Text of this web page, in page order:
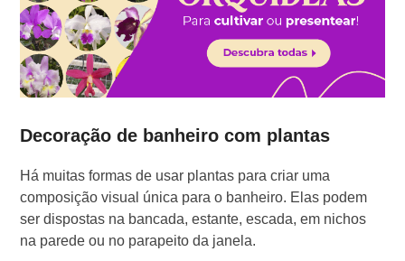
Decoração de banheiro com plantas
Há muitas formas de usar plantas para criar uma
composição visual única para o banheiro. Elas podem
ser dispostas na bancada, estante, escada, em nichos
na parede ou no parapeito da janela.